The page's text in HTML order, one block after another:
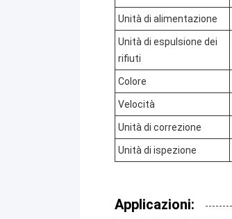
Unità di alimentazione
Unità di espulsione dei
rifiuti
Colore
Velocità
Unità di correzione
Unità di ispezione
Applicazioni: